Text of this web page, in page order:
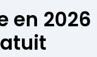
en 2026